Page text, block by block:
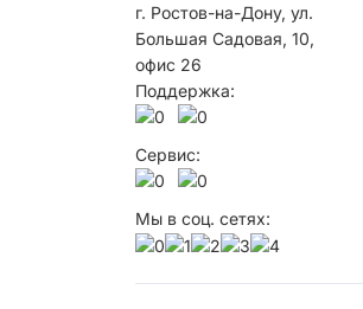
г. Ростов-на-Дону, ул.
Большая Садовая, 10,
офис 26
Поддержка:
Сервис:
Мы в соц. сетях: